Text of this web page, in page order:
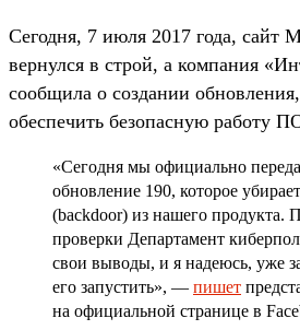
Сегодня, 7 июля 2017 года, сайт
вернулся в строй, а компания
сообщила о создании
обеспечить безопасную работу
«Сегодня мы официально
обновление 190, которое
(backdoor) из нашего продукта.
проверки Департамент
свои выводы, и я надеюсь, уже
его запустить», — пишет
на официальной странице в